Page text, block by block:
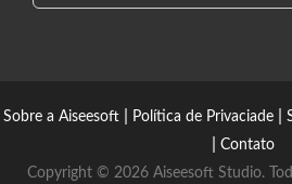
Sobre a Aiseesoft Política de Privaciade
Contato
Copyright © 2026 Aiseesoft Studio.